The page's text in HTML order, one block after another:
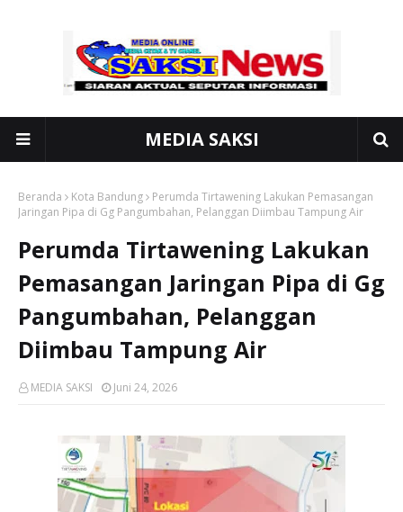
MEDIA SAKSI
Beranda Kota Bandung
Perumda Tirtawening Lakukan Pemasangan
Jaringan Pipa di Gg Pangumbahan, Pelanggan Diimbau Tampung Air
Perumda Tirtawening Lakukan
Pemasangan Jaringan Pipa di Gg
Pangumbahan, Pelanggan
Diimbau Tampung Air
MEDIA SAKSI Juni 24, 2026